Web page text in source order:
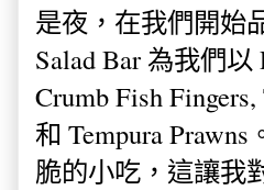
是夜，在我們開始
Salad Bar 為我們
Crumb Fish
和 Tempura
脆的小吃，這讓我